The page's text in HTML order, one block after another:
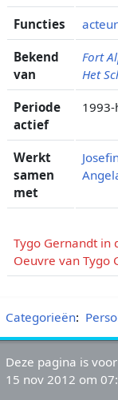
Functies acteur
Bekend
van
Fort
Het
Periode
actief
Werkt
samen
met
Tygo Gernandt in
Oeuvre van Tygo
Categorieën:
Deze pagina is
15 nov 2012 om